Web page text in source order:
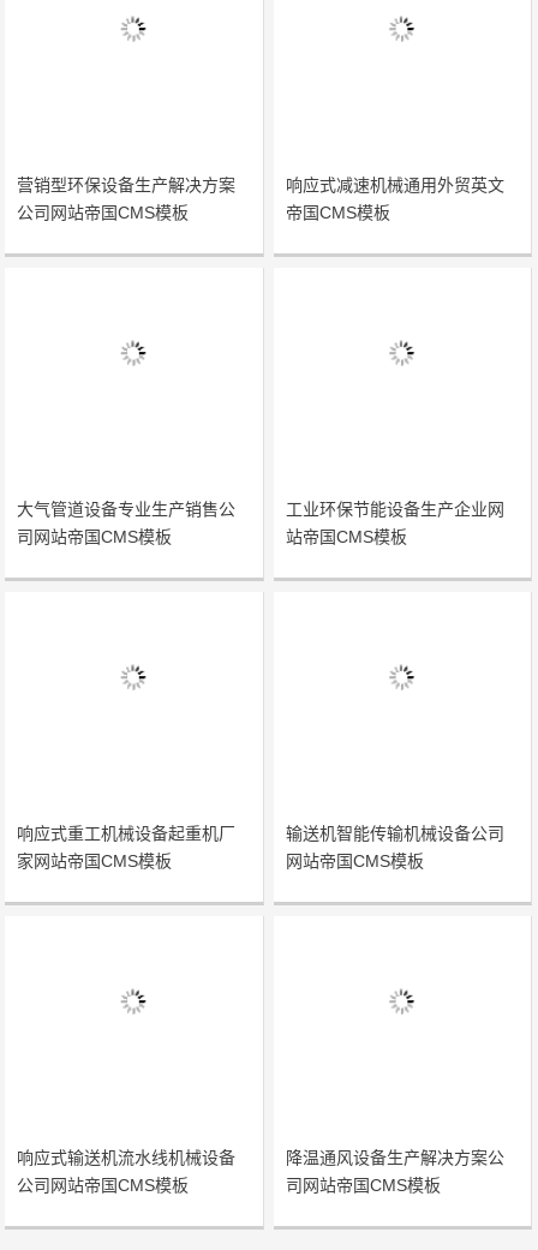
营销型环保设备生产解决方案
公司网站帝国CMS模板
响应式减速机械通用外贸英文
帝国CMS模板
大气管道设备专业生产销售公
司网站帝国CMS模板
工业环保节能设备生产企业网
站帝国CMS模板
响应式重工机械设备起重机厂
家网站帝国CMS模板
输送机智能传输机械设备公司
网站帝国CMS模板
响应式输送机流水线机械设备
公司网站帝国CMS模板
降温通风设备生产解决方案公
司网站帝国CMS模板